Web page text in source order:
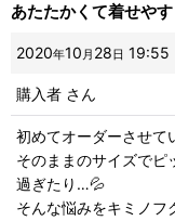
あたたかくて着せや
2020年10 月 28日 19:55
購入者 さん
初めてオーダーさせて
そのままのサイズでピ
過ぎたり…💦
そんな悩みをキミノフ